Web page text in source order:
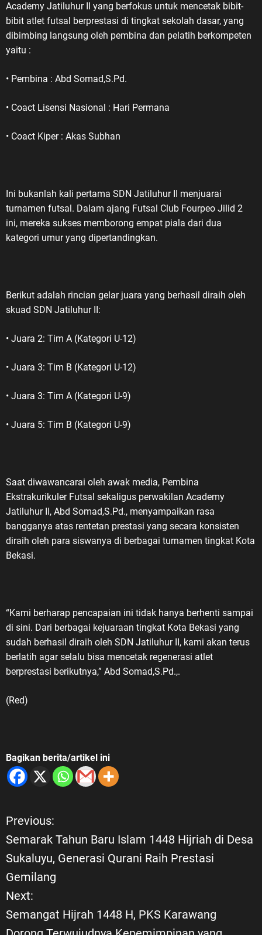
Academy Jatiluhur II yang berfokus untuk mencetak bibit-
bibit atlet futsal berprestasi di tingkat sekolah dasar, yang
dibimbing langsung oleh pembina dan pelatih berkompeten
yaitu :
• Pembina : Abd Somad,S.Pd.
• Coact Lisensi Nasional : Hari Permana
• Coact Kiper : Akas Subhan
Ini bukanlah kali pertama SDN Jatiluhur II menjuarai
turnamen futsal. Dalam ajang Futsal Club Fourpeo Jilid 2
ini, mereka sukses memborong empat piala dari dua
kategori umur yang dipertandingkan.
Berikut adalah rincian gelar juara yang berhasil diraih oleh
skuad SDN Jatiluhur II:
• Juara 2: Tim A (Kategori U-12)
• Juara 3: Tim B (Kategori U-12)
• Juara 3: Tim A (Kategori U-9)
• Juara 5: Tim B (Kategori U-9)
Saat diwawancarai oleh awak media, Pembina
Ekstrakurikuler Futsal sekaligus perwakilan Academy
Jatiluhur II, Abd Somad,S.Pd., menyampaikan rasa
bangganya atas rentetan prestasi yang secara konsisten
diraih oleh para siswanya di berbagai turnamen tingkat Kota
Bekasi.
“Kami berharap pencapaian ini tidak hanya berhenti sampai
di sini. Dari berbagai kejuaraan tingkat Kota Bekasi yang
sudah berhasil diraih oleh SDN Jatiluhur II, kami akan terus
berlatih agar selalu bisa mencetak regenerasi atlet
berprestasi berikutnya,” Abd Somad,S.Pd.,.
(Red)
Bagikan berita/artikel ini
N
a
v
i
Previous:
Semarak Tahun Baru Islam 1448 Hijriah di Desa
Sukaluyu, Generasi Qurani Raih Prestasi
Gemilang
Next:
Semangat Hijrah 1448 H, PKS Karawang